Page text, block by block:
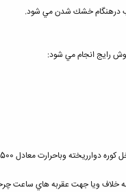
درهنگام خشك شدن مي شود.
رايج انجام مي شود:
معادل 1500درجه سانتيگراد طي چهارساعت ذوب ميشود.
خلاف ويا جهت عقربه هاي ساعت